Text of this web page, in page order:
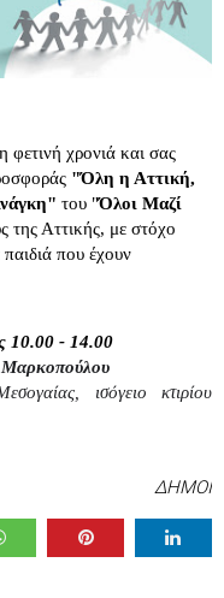
φετινή χρονιά και σας
"Όλη η Αττική,
του "Όλοι Μαζί
της Αττικής, με στόχο
παιδιά που έχουν
10.00 - 14.00
ισόγειο κτιρίου
ΔΗΜΟΙ